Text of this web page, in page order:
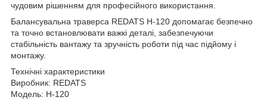
чудовим рішенням для професійного використання.
Балансувальна траверса REDATS H-120 допомагає безпечно
та точно встановлювати важкі деталі, забезпечуючи
стабільність вантажу та зручність роботи під час підйому і
монтажу.
Технічні характеристики
Виробник: REDATS
Модель: H-120